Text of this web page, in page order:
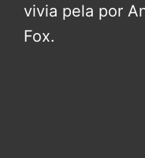
vivia pela por
Fox.